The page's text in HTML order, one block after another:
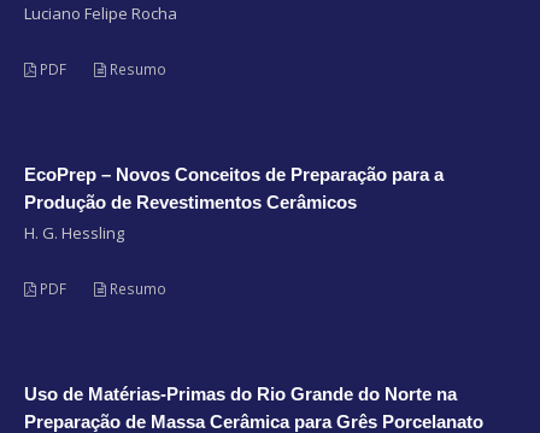
Luciano Felipe Rocha
PDF Resumo
EcoPrep – Novos Conceitos de Preparação para a
Produção de Revestimentos Cerâmicos
H. G. Hessling
PDF Resumo
Uso de Matérias-Primas do Rio Grande do Norte na
Preparação de Massa Cerâmica para Grês Porcelanato